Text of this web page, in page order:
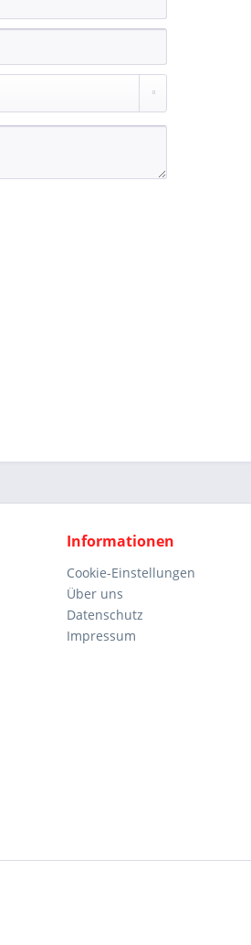
Informationen
Cookie-Einstellungen
Über uns
Datenschutz
Impressum